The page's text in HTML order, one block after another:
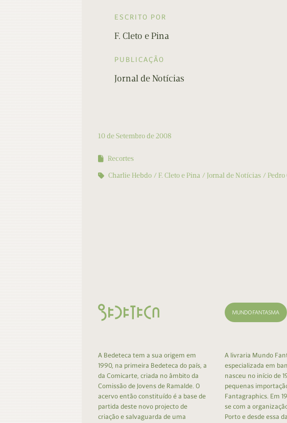
ESCRITO POR
F. Cleto e Pina
PUBLICAÇÃO
Jornal de Notícias
10 de Setembro de 2008
Recortes
Charlie Hebdo
F. Cleto e Pina Jornal de Notícias Pedro
A Bedeteca tem a sua origem em
1990, na primeira Bedeteca do país, a
da Comicarte, criada no âmbito da
Comissão de Jovens de Ramalde. O
acervo então constituído é a base de
partida deste novo projecto de
criação e salvaguarda de uma
A livraria Mundo
especializada em
nasceu no início de
pequenas
Fantagraphics. Em
se com a
Porto e desde essa